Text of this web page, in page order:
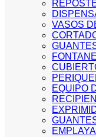
VASOS
EQUIPO